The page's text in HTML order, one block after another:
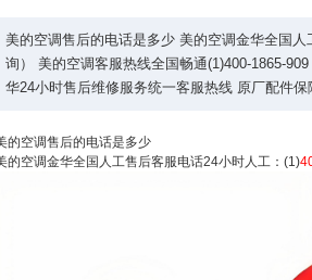
美的空调售后的电话是多少 美的空调金华全国
询） 美的空调客服热线全国畅通(1)400-1865-
华24小时售后维修服务统一客服热线 原厂配件保
的空调售后的电话是多少
的空调金华全国人工售后客服电话24小时人工：(1)